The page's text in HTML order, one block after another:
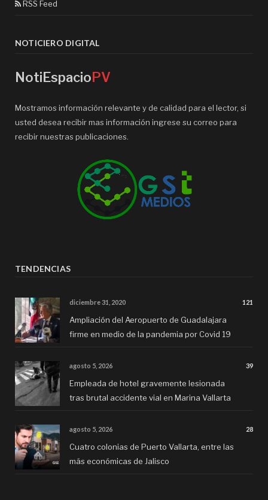
RSS Feed
NOTICIERO DIGITAL
NotiEspacioPV
Mostramos información relevante y de calidad para el lector, si
usted desea recibir mas información ingrese su correo para
recibir nuestras publicaciones.
TENDENCIAS
diciembre 31, 2020 121
Ampliación del Aeropuerto de Guadalajara
firme en medio de la pandemia por Covid 19
agosto 5, 2026 39
Empleada de hotel gravemente lesionada
tras brutal accidente vial en Marina Vallarta
agosto 5, 2026 28
Cuatro colonias de Puerto Vallarta, entre las
más económicas de Jalisco